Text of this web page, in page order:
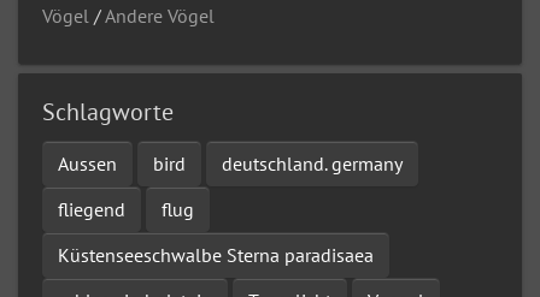
Vögel /Andere Vögel
Schlagworte
Aussen bird
deutschland. germany
fliegend
flug
Küstenseeschwalbe Sterna paradisaea